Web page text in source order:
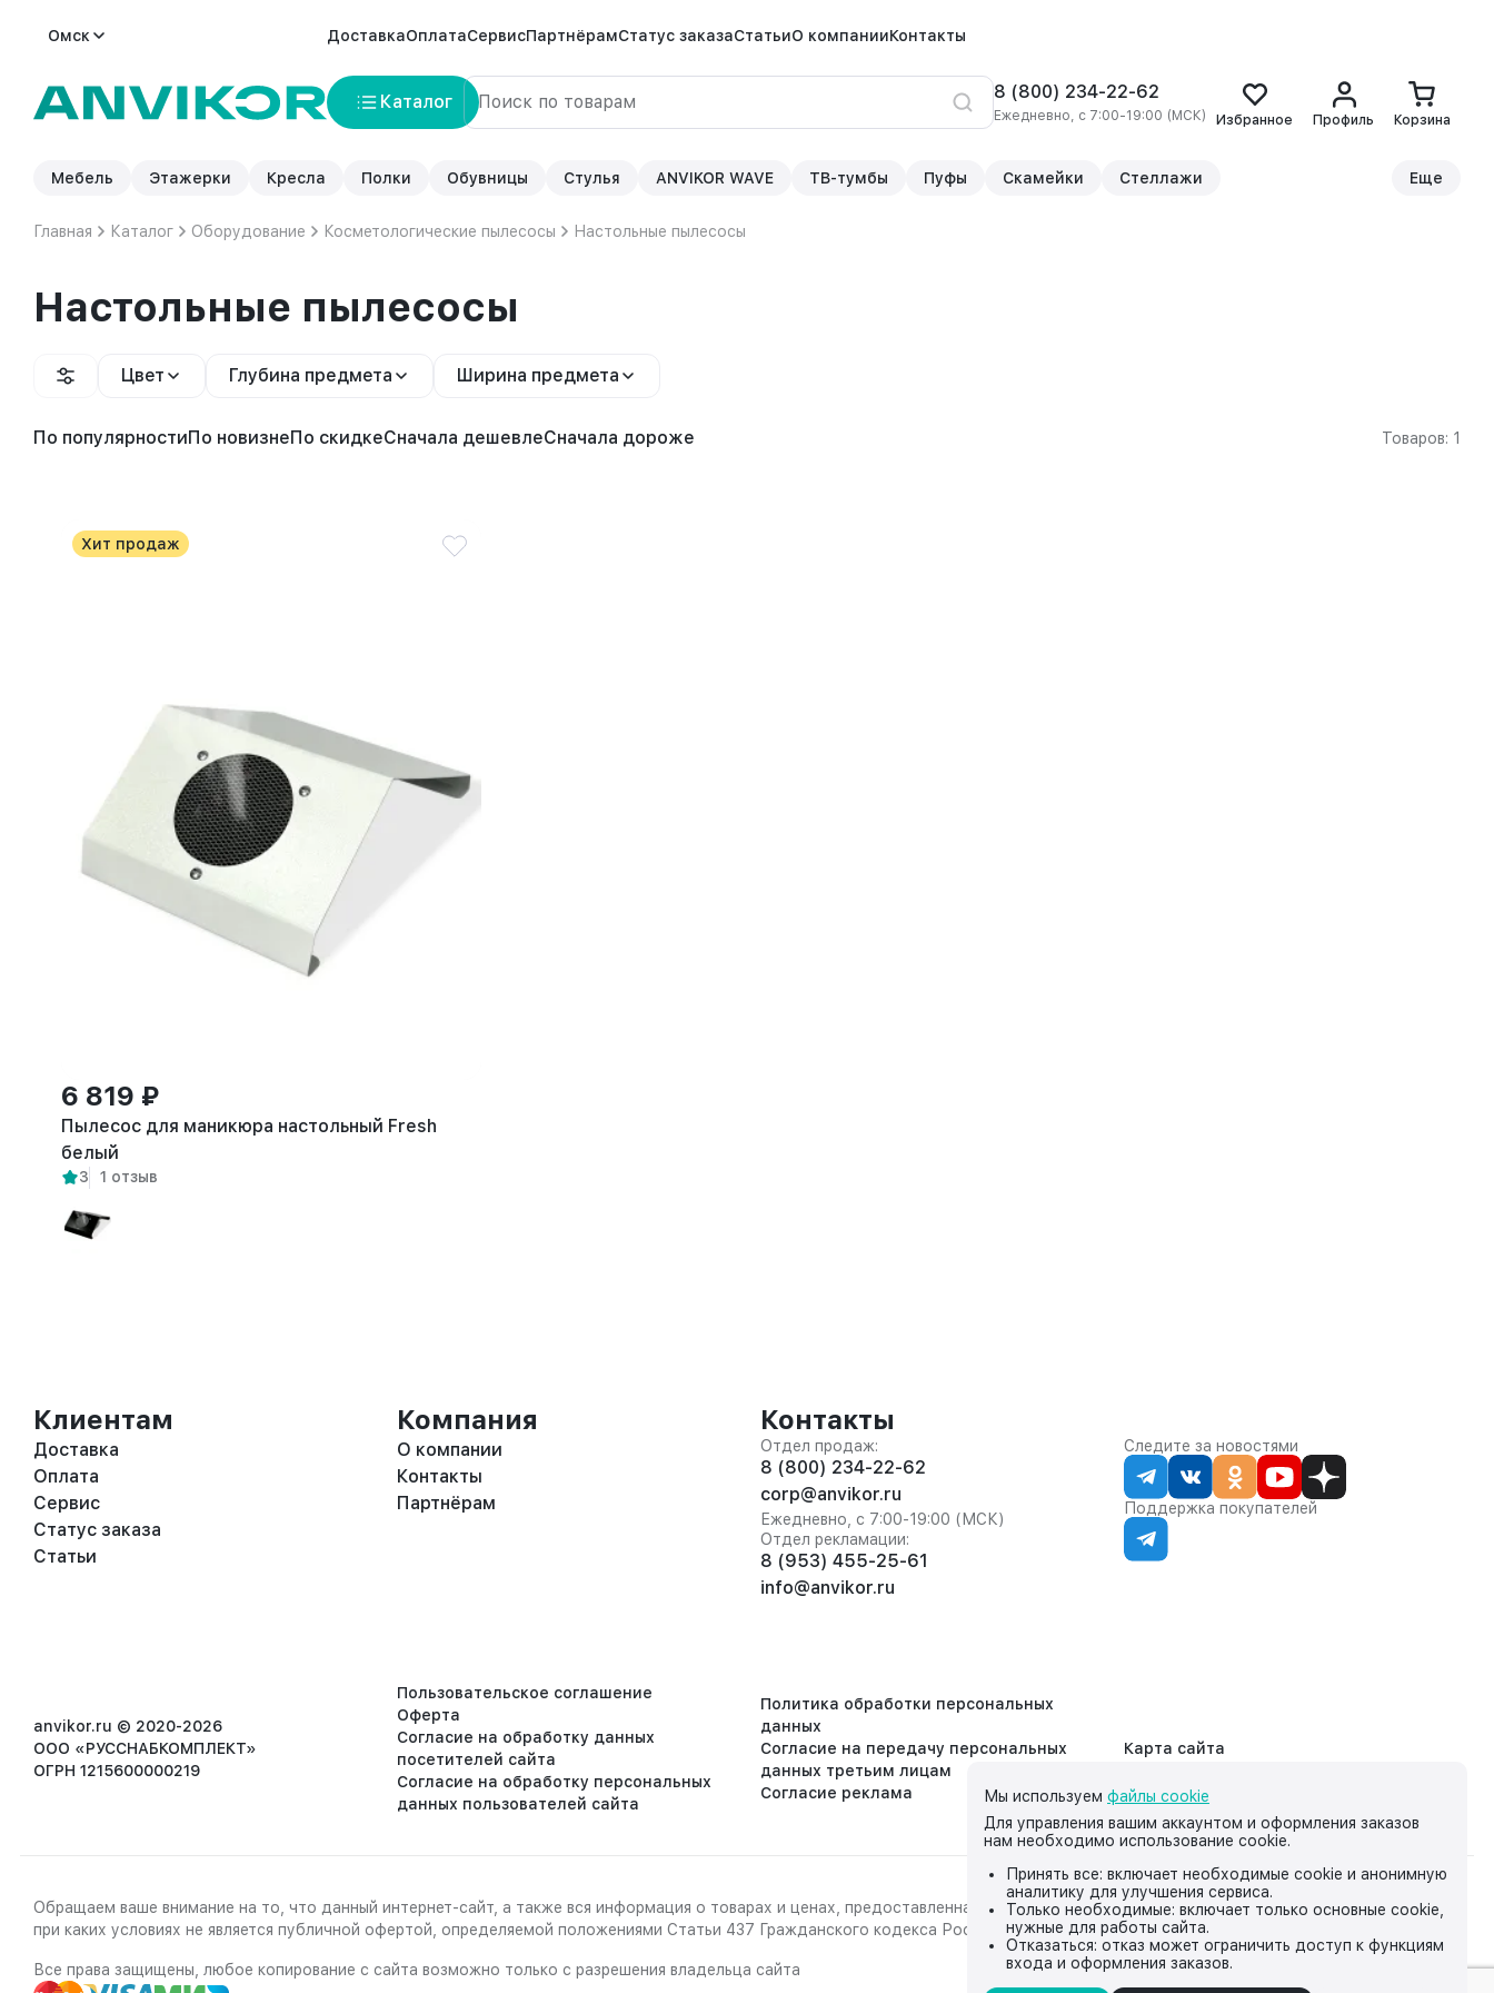
Омск ДоставкаОплатаСервисПартнёрамСтатус заказаСтатьиО компанииКонтакты
Каталог 8 (800) 234-22-62
Ежедневно, с 7:00-19:00 (МСК) Избранное Профиль Корзина
Мебель Этажерки Кресла Полки Обувницы Стулья ANVIKOR WAVE ТВ-тумбы Пуфы Скамейки Стеллажи Еще
Главная Каталог Оборудование Косметологические пылесосы Настольные пылесосы
Настольные пылесосы
Цвет Глубина предмета Ширина предмета
По популярностиПо новизнеПо скидкеСначала дешевлеСначала дороже Товаров: 1
Хит продаж
6 819 ₽
Пылесос для маникюра настольный Fresh
белый
3 1 отзыв
Клиентам
Доставка
Оплата
Сервис
Статус заказа
Статьи
Компания
О компании
Контакты
Партнёрам
Контакты
Отдел продаж:
8 (800) 234-22-62
corp@anvikor.ru
Ежедневно, с 7:00-19:00 (МСК)
Отдел рекламации:
8 (953) 455-25-61
info@anvikor.ru
Следите за новостями
Поддержка покупателей
anvikor.ru © 2020-2026
ООО «РУССНАБКОМПЛЕКТ»
ОГРН 1215600000219
Пользовательское соглашение
Оферта
Согласие на обработку данных
посетителей сайта
Согласие на обработку персональных
данных пользователей сайта
Политика обработки персональных
данных
Согласие на передачу персональных
данных третьим лицам
Согласие реклама
Карта сайта
Обращаем ваше внимание на то, что данный интернет-сайт, а также вся информация о товарах и ценах, предоставленная на нём, носит исключительно информационный характер и ни
при каких условиях не является публичной офертой, определяемой положениями Статьи 437 Гражданского кодекса Российской Федерации.
Все права защищены, любое копирование с сайта возможно только с разрешения владельца сайта
Мы используем файлы cookie
Для управления вашим аккаунтом и оформления заказов
нам необходимо использование cookie.
Принять все: включает необходимые cookie и анонимную
аналитику для улучшения сервиса.
Только необходимые: включает только основные cookie,
нужные для работы сайта.
Отказаться: отказ может ограничить доступ к функциям
входа и оформления заказов.